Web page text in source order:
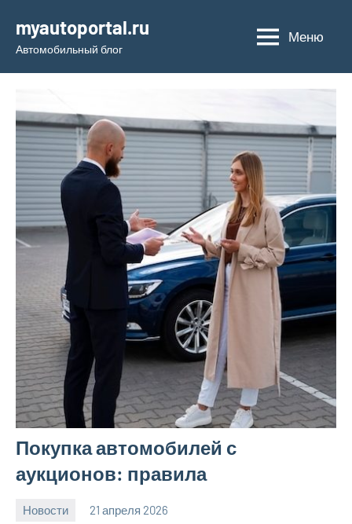
содержимому
myautoportal.ru
Автомобильный блог
Меню
Покупка автомобилей с
аукционов: правила
Новости 21 апреля 2026